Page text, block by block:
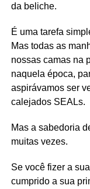
da beliche.
É uma tarefa
Mas todas as
nossas camas na
naquela época,
aspirávamos ser
calejados SEALs.
Mas a sabedoria
muitas vezes.
Se você fizer a
cumprido a sua